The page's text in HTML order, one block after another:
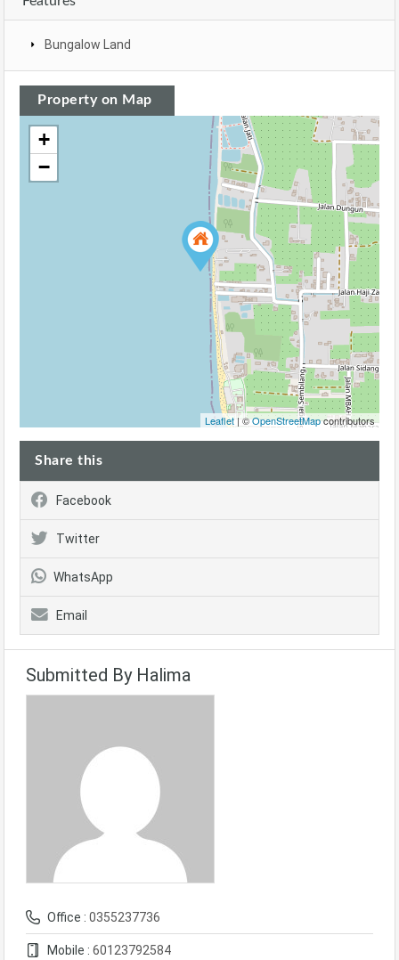
Bungalow Land
Property on Map
+
−
Leaflet | ©OpenStreetMapcontributors
Share this
Facebook
Twitter
WhatsApp
Email
Submitted By Halima
Office : 0355237736
Mobile : 60123792584